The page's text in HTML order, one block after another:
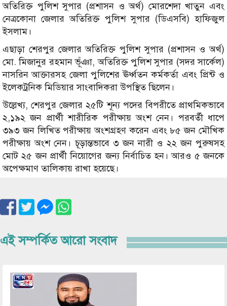
অতিরিক্ত পুলিশ সুপার (প্রশাসন ও অর্থ) মোরশেদা খাতুন এবং
নেত্রকোনা জেলার অতিরিক্ত পুলিশ সুপার (ডিএসবি) হাফিজুল
ইসলাম।
এছাড়া শেরপুর জেলার অতিরিক্ত পুলিশ সুপার (প্রশাসন ও অর্থ)
মো. মিজানুর রহমান ভূঁঞা, অতিরিক্ত পুলিশ সুপার (সদর সার্কেল)
নাসরিন আক্তারসহ জেলা পুলিশের ঊর্ধ্বতন কর্মকর্তা এবং প্রিন্ট ও
ইলেকট্রনিক মিডিয়ার সাংবাদিকরা উপস্থিত ছিলেন।
উল্লেখ্য, শেরপুর জেলার ২৫টি শূন্য পদের বিপরীতে প্রাথমিকভাবে
২,১৯২ জন প্রার্থী শারীরিক পরীক্ষায় অংশ নেন। পরবর্তী ধাপে
৩৯৩ জন লিখিত পরীক্ষায় অংশগ্রহণ করেন এবং ৮৫ জন মৌখিক
পরীক্ষায় অংশ নেন। চূড়ান্তভাবে ৩ জন নারী ও ২২ জন পুরুষসহ
মোট ২৫ জন প্রার্থী নিয়োগের জন্য নির্বাচিত হন। আরও ৫ জনকে
অপেক্ষমাণ তালিকায় রাখা হয়েছে।
এই সম্পর্কিত আরো সংবাদ
Image